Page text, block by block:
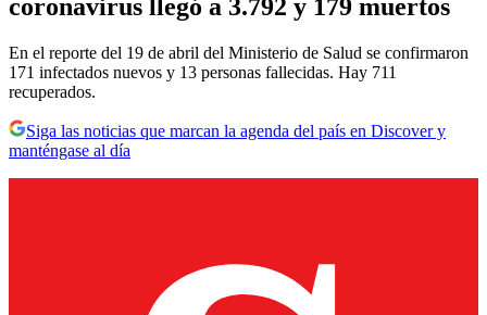
coronavirus llegó a 3.792 y 179 muertos
En el reporte del 19 de abril del Ministerio de Salud se confirmaron
171 infectados nuevos y 13 personas fallecidas. Hay 711
recuperados.
Siga las noticias que marcan la agenda del país en Discover y
manténgase al día